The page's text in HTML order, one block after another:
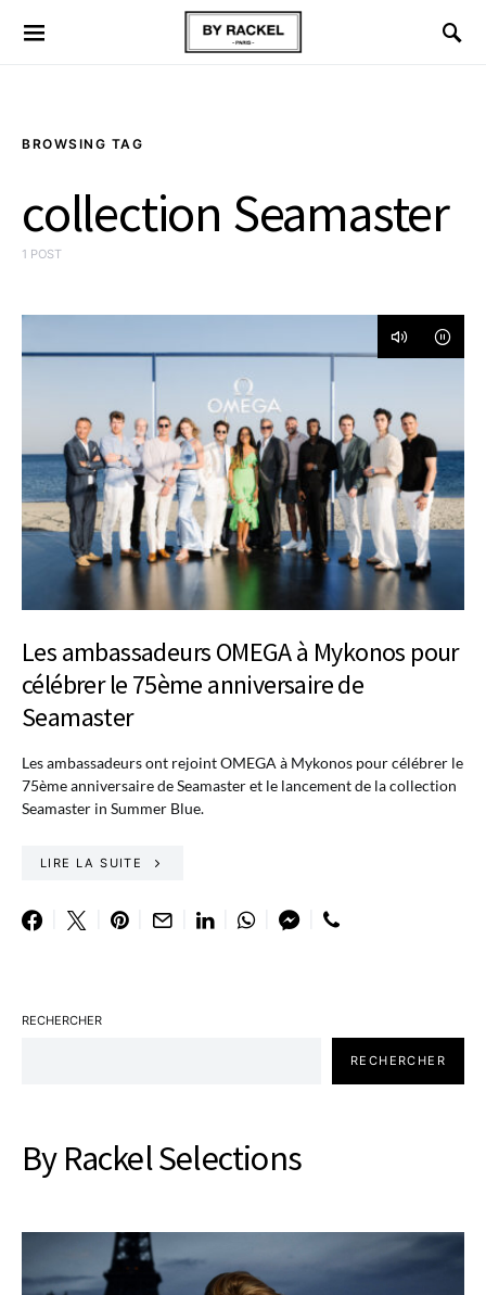
BROWSING TAG
collection Seamaster
1 POST
Les ambassadeurs OMEGA à Mykonos pour
célébrer le 75ème anniversaire de
Seamaster
Les ambassadeurs ont rejoint OMEGA à Mykonos pour célébrer le
75ème anniversaire de Seamaster et le lancement de la collection
Seamaster in Summer Blue.
LIRE LA SUITE
RECHERCHER
RECHERCHER
By Rackel Selections